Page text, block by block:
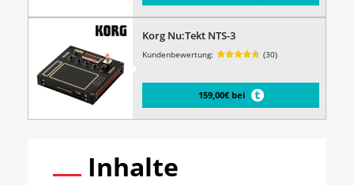
Korg Nu:Tekt NTS-3
Kundenbewertung: (30)
159,00€ bei
Inhalte